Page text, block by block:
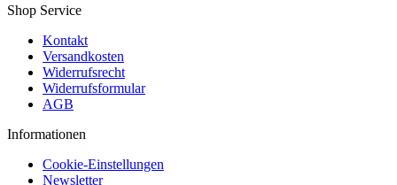
Shop Service
Kontakt
Versandkosten
Widerrufsrecht
Widerrufsformular
AGB
Informationen
Cookie-Einstellungen
Newsletter